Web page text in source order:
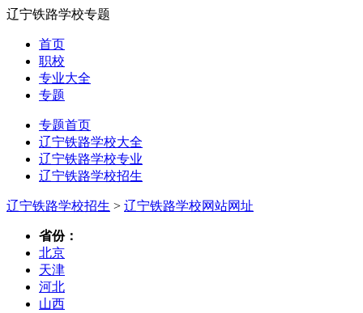
辽宁铁路学校专题
首页
职校
专业大全
专题
专题首页
辽宁铁路学校大全
辽宁铁路学校专业
辽宁铁路学校招生
辽宁铁路学校招生 > 辽宁铁路学校网站网址
省份：
北京
天津
河北
山西